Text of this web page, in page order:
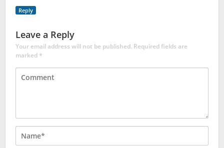
Reply
Leave a Reply
Your email address will not be published. Required fields are
marked*